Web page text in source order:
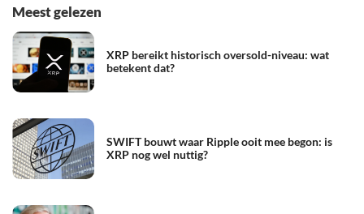
Meest gelezen
XRP bereikt historisch oversold-niveau: wat
betekent dat?
SWIFT bouwt waar Ripple ooit mee begon: is
XRP nog wel nuttig?